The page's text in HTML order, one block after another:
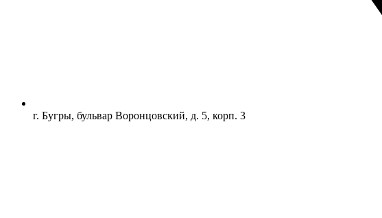
г. Бугры, бульвар Воронцовский, д. 5, корп. 3